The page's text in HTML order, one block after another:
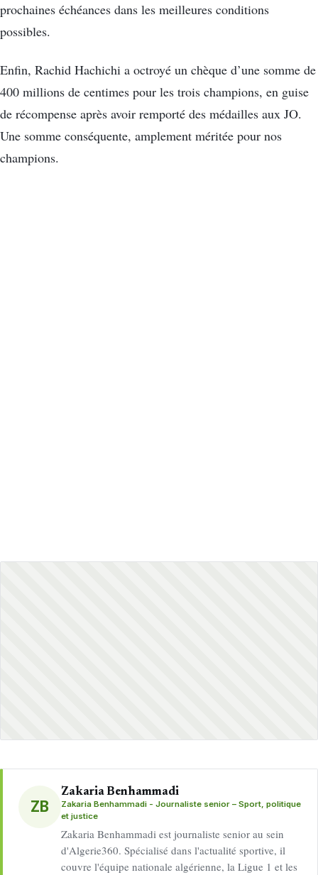
prochaines échéances dans les meilleures conditions
possibles.
Enfin, Rachid Hachichi a octroyé un chèque d’une somme de
400 millions de centimes pour les trois champions, en guise
de récompense après avoir remporté des médailles aux JO.
Une somme conséquente, amplement méritée pour nos
champions.
ZB
Zakaria Benhammadi
Zakaria Benhammadi - Journaliste senior – Sport, politique
et justice
Zakaria Benhammadi est journaliste senior au sein
d'Algerie360. Spécialisé dans l'actualité sportive, il
couvre l'équipe nationale algérienne, la Ligue 1 et les